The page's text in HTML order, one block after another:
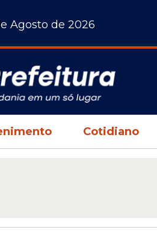
Agosto de 2026
Cotidiano